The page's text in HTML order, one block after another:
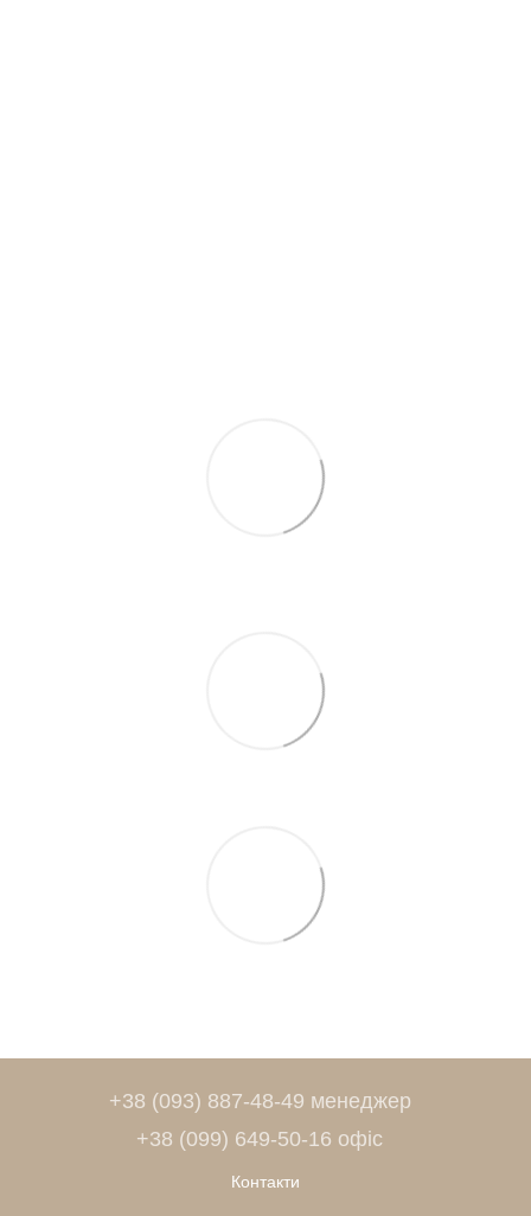
+38 (093) 887-48-49 менеджер
+38 (099) 649-50-16 офіс
Контакти